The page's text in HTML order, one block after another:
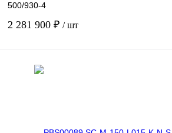
500/930-4
2 281 900 ₽ / шт